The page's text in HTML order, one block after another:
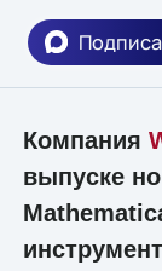
Компания
выпуске